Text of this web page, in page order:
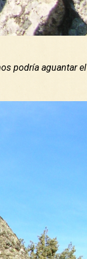
podría aguantar el